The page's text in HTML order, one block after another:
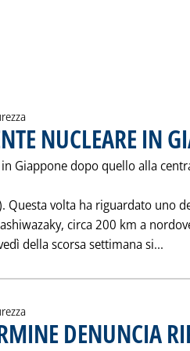
NUCLEARE IN
Giappone dopo quello alla
Questa volta ha riguardato uno
circa 200 km a
della scorsa settimana si...
DENUNCIA